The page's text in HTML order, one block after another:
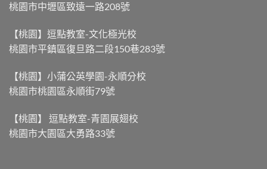
桃園市中壢區致遠一路208號
【桃園】逗點教室-文化極光校
桃園市平鎮區復旦路二段150巷283號
【桃園】小蒲公英學園-永順分校
桃園市桃園區永順街79號
【桃園】 逗點教室-青園展翅校
桃園市大園區大勇路33號